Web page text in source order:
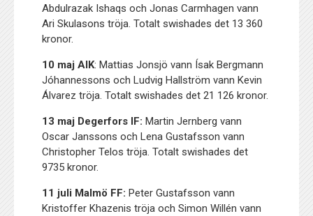
Abdulrazak Ishaqs och Jonas Carmhagen vann
Ari Skulasons tröja. Totalt swishades det 13 360
kronor.
10 maj AIK: Mattias Jonsjö vann Ísak Bergmann
Jóhannessons och Ludvig Hallström vann Kevin
Álvarez tröja. Totalt swishades det 21 126 kronor.
13 maj Degerfors IF:Martin Jernberg vann
Oscar Janssons och Lena Gustafsson vann
Christopher Telos tröja. Totalt swishades det
9735 kronor.
11 juli Malmö FF:Peter Gustafsson vann
Kristoffer Khazenis tröja och Simon Willén vann